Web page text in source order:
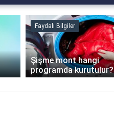
Faydalı Bilgiler
Şişme mont hangi
programda kurutulur?